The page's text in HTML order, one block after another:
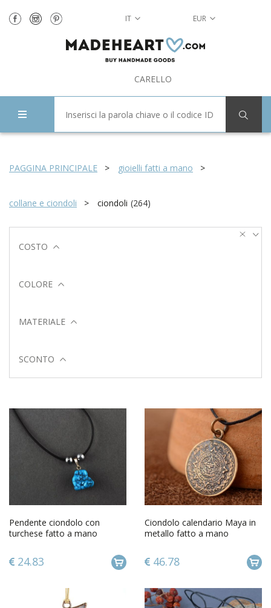
IT EUR
CARELLO
PAGGINA PRINCIPALE gioielli fatti a mano
collane e ciondoli ciondoli (264)
COSTO
COLORE
MATERIALE
SCONTO
Pendente ciondolo con
turchese fatto a mano
naturale
24.83
Ciondolo calendario Maya in
metallo fatto a mano
46.78